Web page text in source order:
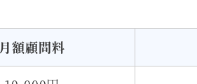
月額顧問料